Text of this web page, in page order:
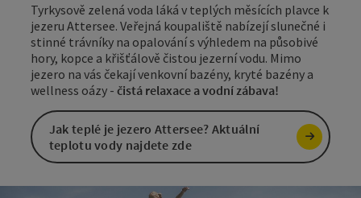
Tyrkysově zelená voda láká v teplých měsících plavce k
jezeru Attersee. Veřejná koupaliště nabízejí slunečné i
stinné trávníky na opalování s výhledem na působivé
hory, kopce a křišťálově čistou jezerní vodu. Mimo
jezero na vás čekají venkovní bazény, kryté bazény a
wellness oázy - čistá relaxace a vodní zábava!
Jak teplé je jezero Attersee? Aktuální
teplotu vody najdete zde